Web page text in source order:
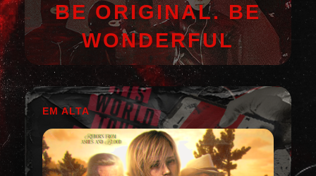
BE ORIGINAL. BE
WONDERFUL
EM ALTA